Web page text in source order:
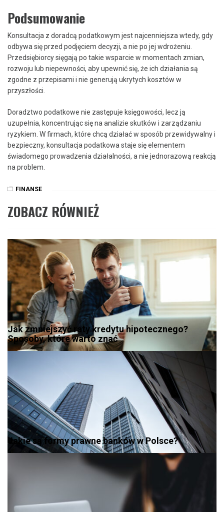
Podsumowanie
Konsultacja z doradcą podatkowym jest najcenniejsza wtedy, gdy
odbywa się przed podjęciem decyzji, a nie po jej wdrożeniu.
Przedsiębiorcy sięgają po takie wsparcie w momentach zmian,
rozwoju lub niepewności, aby upewnić się, że ich działania są
zgodne z przepisami i nie generują ukrytych kosztów w
przyszłości.
Doradztwo podatkowe nie zastępuje księgowości, lecz ją
uzupełnia, koncentrując się na analizie skutków i zarządzaniu
ryzykiem. W firmach, które chcą działać w sposób przewidywalny i
bezpieczny, konsultacja podatkowa staje się elementem
świadomego prowadzenia działalności, a nie jednorazową reakcją
na problem.
FINANSE
ZOBACZ RÓWNIEŻ
Jak zmniejszyć raty kredytu hipotecznego?
Sposoby, które warto znać
Jakie są formy prawne banków w Polsce?